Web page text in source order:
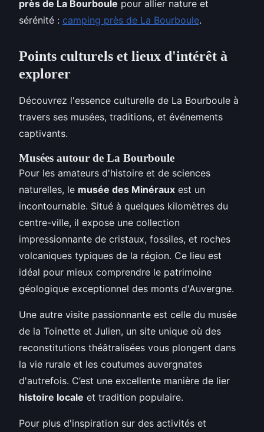
près de La Bourboule pour allier nature et
sérénité : camping près de La Bourboule.
Points culturels et lieux d'intérêt à
explorer
Découvrez l'essence culturelle de La Bourboule à
travers ses musées, traditions, et événements
captivants.
Musées autour de La Bourboule
Pour les amateurs d'histoire et de sciences
naturelles, le musée des Minéraux est un
incontournable. Situé à quelques kilomètres du
centre-ville, il expose une collection
impressionnante de cristaux, fossiles, et roches
volcaniques typiques de la région. Ce lieu est
idéal pour mieux comprendre le patrimoine
géologique exceptionnel des monts d'Auvergne.
Une autre visite passionnante est celle du musée
de la Toinette et Julien, un site unique où des
reconstitutions théâtralisées vous plongent dans
la vie rurale et les coutumes auvergnates
d'autrefois. C’est une excellente manière de lier
histoire locale et tradition populaire.
Pour plus d'inspiration sur des activités et